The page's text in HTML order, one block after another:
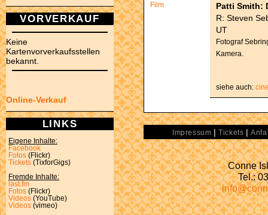
VORVERKAUF
Keine
Kartenvorverkaufsstellen
bekannt.
Online-Verkauf
LINKS
Eigene Inhalte:
Facebook
Fotos (Flickr)
Tickets (TixforGigs)
Fremde Inhalte:
last.fm
Fotos (Flickr)
Videos (YouTube)
Videos (vimeo)
Film
Patti Smith:
R: Steven
UT
Fotograf
Kamera.
siehe auch:
Impressum |Tickets |
Conne
Tel.: